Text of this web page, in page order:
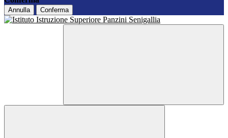
Annulla Conferma